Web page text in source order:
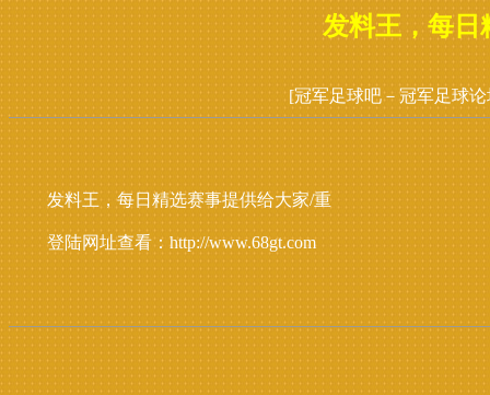
发料王，每日
[冠军足球吧－冠军足球
发料王，每日精选赛事提供给大家/重
登陆网址查看：http://www.68gt.com